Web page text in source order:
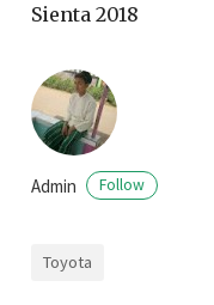
Sienta 2018
Admin Follow
Toyota